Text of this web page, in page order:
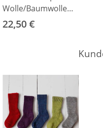
Wolle/Baumwolle
Ringel lila-berry 86
22,50 €